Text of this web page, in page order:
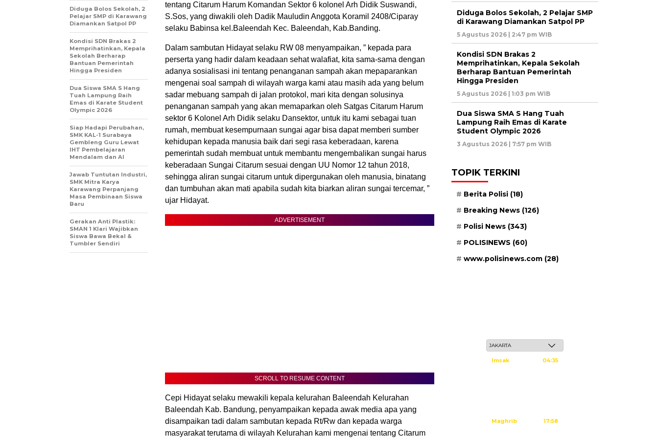
tentang Citarum Harum Komandan Sektor 6 kolonel Arh Didik Suswandi,
S.Sos, yang diwakili oleh Dadik Mauludin Anggota Koramil 2408/Ciparay
selaku Babinsa kel.Baleendah Kec. Baleendah, Kab.Banding.
Dalam sambutan Hidayat selaku RW 08 menyampaikan, ” kepada para
perserta yang hadir dalam keadaan sehat walafiat, kita sama-sama dengan
adanya sosialisasi ini tentang penanganan sampah akan mepaparankan
mengenai soal sampah di wilayah warga kami atau masih ada yang belum
sadar mebuang sampah di jalan protokol, mari kita dengan solusinya
penanganan sampah yang akan memaparkan oleh Satgas Citarum Harum
sektor 6 Kolonel Arh Didik selaku Dansektor, untuk itu kami sebagai tuan
rumah, membuat kesempurnaan sungai agar bisa dapat memberi sumber
kehidupan kepada manusia baik dari segi rasa keberadaan, karena
pemerintah sudah membuat untuk membantu mengembalikan sungai harus
keberadaan Sungai Citarum sesuai dengan UU Nomor 12 tahun 2018,
sehingga aliran sungai citarum untuk dipergunakan oleh manusia, binatang
dan tumbuhan akan mati apabila sudah kita biarkan aliran sungai tercemar, ”
ujar Hidayat.
ADVERTISEMENT
SCROLL TO RESUME CONTENT
Cepi Hidayat selaku mewakili kepala kelurahan Baleendah Kelurahan
Baleendah Kab. Bandung, penyampaikan kepada awak media apa yang
disampaikan tadi dalam sambutan kepada Rt/Rw dan kepada warga
masyarakat terutama di wilayah Kelurahan kami mengenai tentang Citarum
Diduga Bolos Sekolah, 2
Pelajar SMP di Karawang
Diamankan Satpol PP
Kondisi SDN Brakas 2
Memprihatinkan, Kepala
Sekolah Berharap
Bantuan Pemerintah
Hingga Presiden
Dua Siswa SMA S Hang
Tuah Lampung Raih
Emas di Karate Student
Olympic 2026
Siap Hadapi Perubahan,
SMK KAL-1 Surabaya
Gembleng Guru Lewat
IHT Pembelajaran
Mendalam dan AI
Jawab Tuntutan Industri,
SMK Mitra Karya
Karawang Perpanjang
Masa Pembinaan Siswa
Baru
Gerakan Anti Plastik:
SMAN 1 Klari Wajibkan
Siswa Bawa Bekal &
Tumbler Sendiri
Diduga Bolos Sekolah, 2 Pelajar SMP
di Karawang Diamankan Satpol PP
5 Agustus 2026 | 2:47 pm WIB
Kondisi SDN Brakas 2
Memprihatinkan, Kepala Sekolah
Berharap Bantuan Pemerintah
Hingga Presiden
5 Agustus 2026 | 1:03 pm WIB
Dua Siswa SMA S Hang Tuah
Lampung Raih Emas di Karate
Student Olympic 2026
3 Agustus 2026 | 7:57 pm WIB
TOPIK TERKINI
Berita Polisi (18)
Breaking News (126)
Polisi News (343)
POLISINEWS (60)
www.polisinews.com (28)
Imsak 04:35
Maghrib 17:58